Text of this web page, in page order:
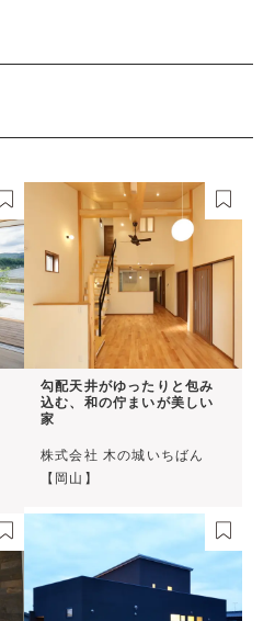
勾配天井がゆったりと包み
込む、和の佇まいが美しい
家
株式会社 木の城いちばん
【岡山】